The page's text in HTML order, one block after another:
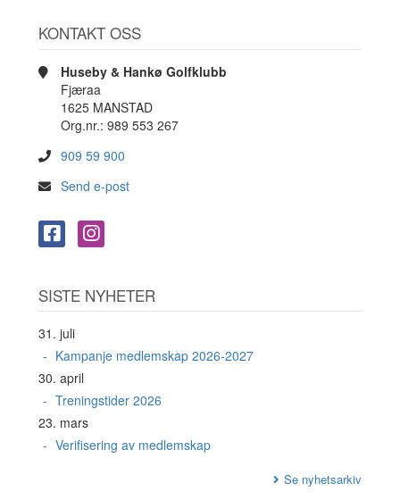
KONTAKT OSS
Huseby & Hankø Golfklubb
Fjæraa
1625 MANSTAD
Org.nr.: 989 553 267
909 59 900
Send e-post
SISTE NYHETER
31. juli
Kampanje medlemskap 2026-2027
30. april
Treningstider 2026
23. mars
Verifisering av medlemskap
Se nyhetsarkiv